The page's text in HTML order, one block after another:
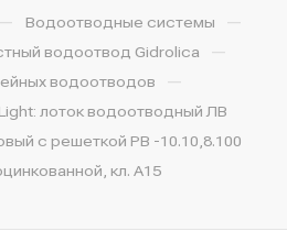
— Водоотводные системы —
водоотвод Gidrolica —
водоотводов —
лоток водоотводный ЛВ
с решеткой РВ -10.10,8.100
кл. A15